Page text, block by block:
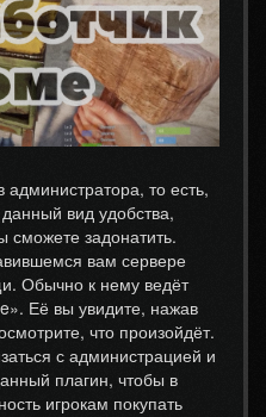
администратора, то есть,
вид удобства,
сможете задонатить.
вам сервере
Обычно к нему ведёт
Её вы увидите, нажав
что произойдёт.
с администрацией и
плагин, чтобы в
игрокам покупать